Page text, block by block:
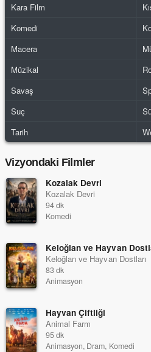
Kara Film
Komedi
Macera
Müzikal
Savaş
Suç
Tarih
Vizyondaki Filmler
Kozalak Devri
Kozalak Devri
94 dk
Komedi
Keloğlan ve Hayvan
Keloğlan ve Hayvan Dostları
83 dk
Animasyon
Hayvan Çiftliği
Animal Farm
95 dk
Animasyon, Dram, Komedi